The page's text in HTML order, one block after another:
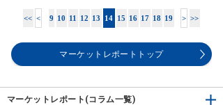
<< < 9 10 11 12 13 14 15 16 17 18 19 > >>
マーケットレポートトップ
マーケットレポート(コラム一覧)